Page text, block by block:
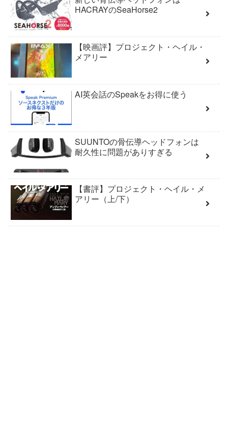
HACRAYのSeaHorse2
【映画評】プロジェクト・ヘイル・
メアリー
AI英会話のSpeakをお得に使う
SUUNTOの骨伝導ヘッドフォンは
耐久性に問題がありすぎる
【書評】プロジェクト・ヘイル・メ
アリー（上/下）